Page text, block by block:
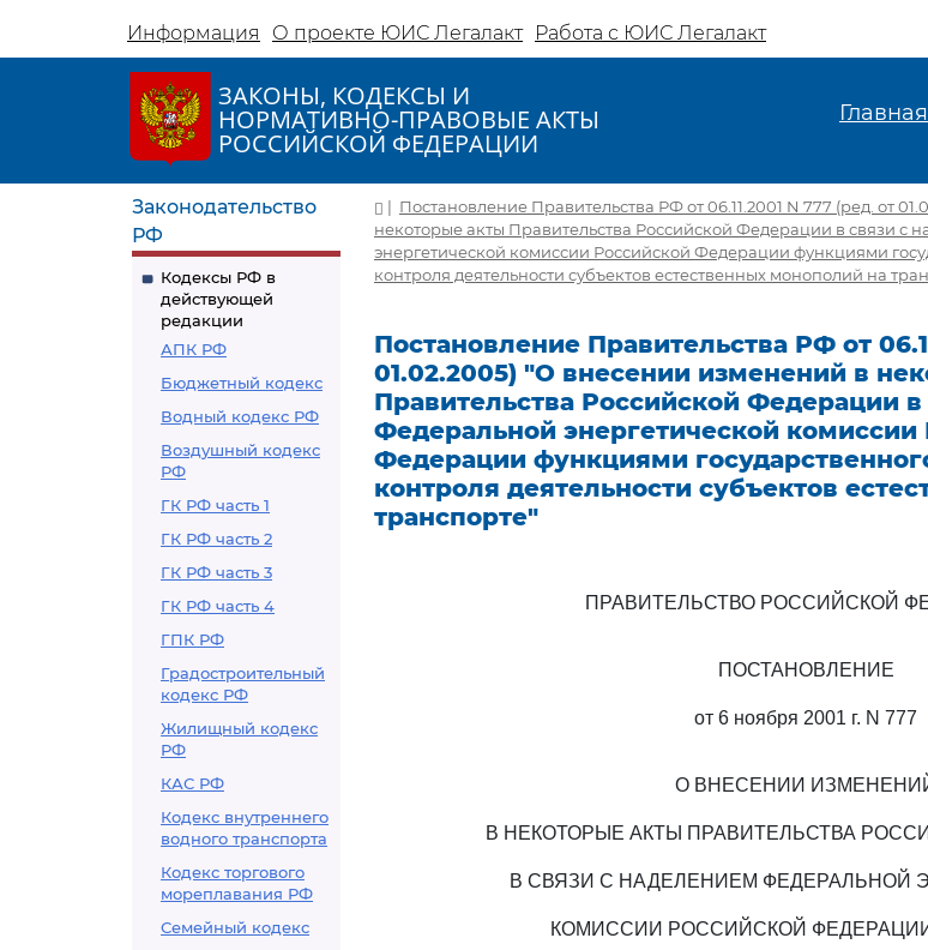
Информация О проекте ЮИС Легалакт Работа с ЮИС Легалакт
ЗАКОНЫ, КОДЕКСЫ И
НОРМАТИВНО-ПРАВОВЫЕ АКТЫ
РОССИЙСКОЙ ФЕДЕРАЦИИ
Главная
Законодательство
РФ
Кодексы РФ в
действующей
редакции
АПК РФ
Бюджетный кодекс
Водный кодекс РФ
Воздушный кодекс
РФ
ГК РФ часть 1
ГК РФ часть 2
ГК РФ часть 3
ГК РФ часть 4
ГПК РФ
Градостроительный
кодекс РФ
Жилищный кодекс
РФ
КАС РФ
Кодекс внутреннего
водного транспорта
Кодекс торгового
мореплавания РФ
Семейный кодекс
| Постановление Правительства РФ от 06.11.2001 N 777 (ред. от
некоторые акты Правительства Российской Федерации в связи с
энергетической комиссии Российской Федерации функциями
контроля деятельности субъектов естественных монополий на
Постановление Правительства РФ от
01.02.2005) "О внесении изменений в
Правительства Российской Федерации
Федеральной энергетической комиссии
Федерации функциями
контроля деятельности субъектов
транспорте"
ПРАВИТЕЛЬСТВО РОССИЙСКОЙ
ПОСТАНОВЛЕНИЕ
от 6 ноября 2001 г. N 777
О ВНЕСЕНИИ
В НЕКОТОРЫЕ АКТЫ ПРАВИТЕЛЬСТВА
В СВЯЗИ С НАДЕЛЕНИЕМ ФЕДЕРАЛЬНОЙ
КОМИССИИ РОССИЙСКОЙ